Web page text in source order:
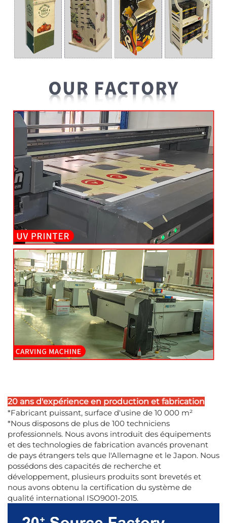
20 ans d'expérience en production et fabrication
*Fabricant puissant, surface d'usine de 10 000 m²
*Nous disposons de plus de 100 techniciens
professionnels. Nous avons introduit des équipements
et des technologies de fabrication avancés provenant
de pays étrangers tels que l'Allemagne et le Japon. Nous
possédons des capacités de recherche et
développement, plusieurs produits sont brevetés et
nous avons obtenu la certification du système de
qualité international ISO9001-2015.